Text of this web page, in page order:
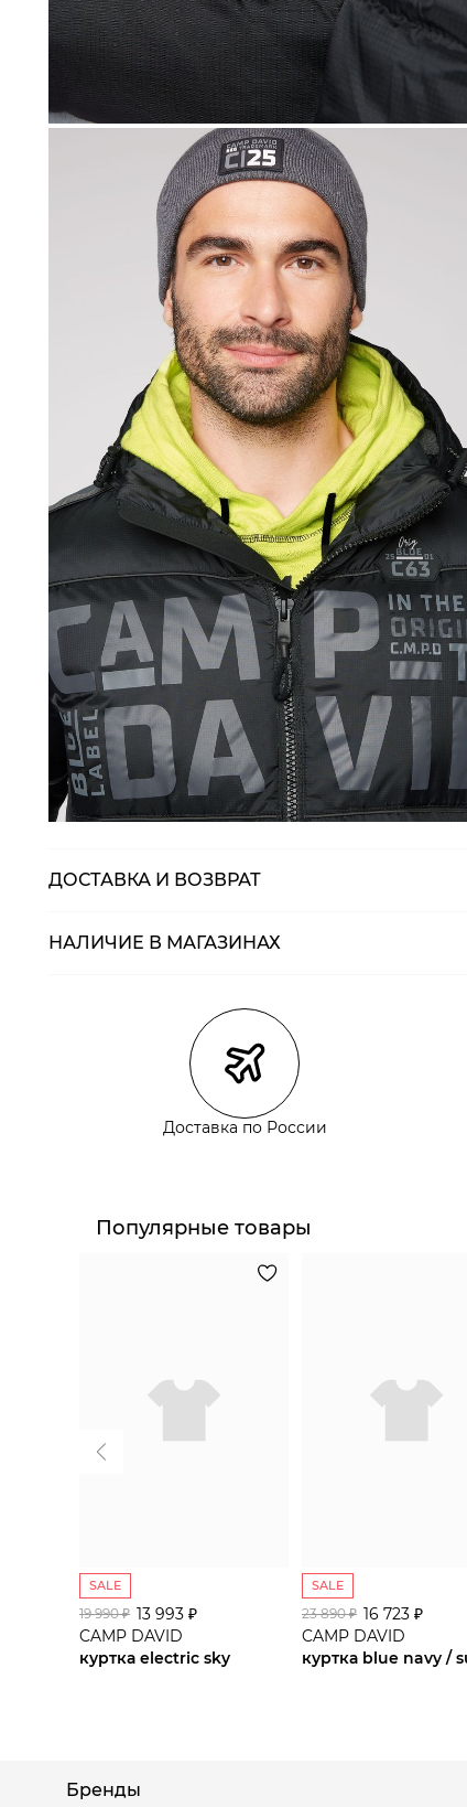
ДОСТАВКА И ВОЗВРАТ
Курьерская доставка СДЭК
Самовывоз из пункта выдачи СДЭК
Самовывоз из наших магазинов
НАЛИЧИЕ В МАГАЗИНАХ
Доставка по России
Популярные товары
SALE
19 990 ₽ 13 993 ₽
CAMP DAVID
куртка electric sky
SALE
23 890 ₽ 16 723 ₽
CAMP DAVID
Бренды